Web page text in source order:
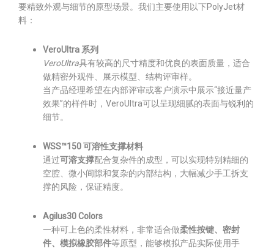
要精致外观与细节的原型场景。我们主要使用以下PolyJet材
料：
VeroUltra 系列
VeroUltra具有较高的尺寸精度和优良的表面质量，适合
做精密外观件、展示模型、结构评审样。
当产品经理希望在内部评审或客户演示中展示“接近量产
效果”的样件时，VeroUltra可以呈现细腻的表面与锐利的
细节。
WSS™150 可溶性支撑材料
通过可溶支撑配合复杂件的成型，可以实现特别精细的
空腔、微小间隙和复杂的内部结构，大幅减少手工拆支
撑的风险，保证精度。
Agilus30 Colors
一种可上色的柔性材料，非常适合做柔性按键、密封
件、模拟橡胶部件等原型，能够模拟产品实际使用手